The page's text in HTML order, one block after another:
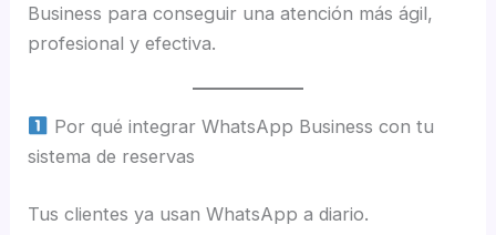
Business para conseguir una atención más ágil,
profesional y efectiva.
Por qué integrar WhatsApp Business con tu
sistema de reservas
Tus clientes ya usan WhatsApp a diario.